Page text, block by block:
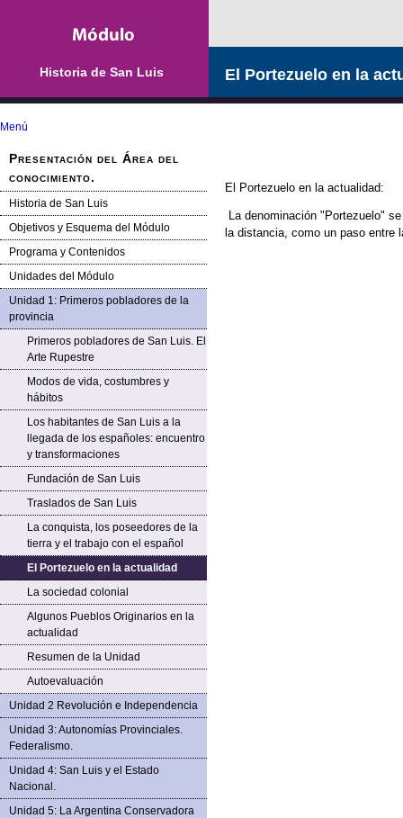
Historia de San Luis
Menú
Presentación del Área del
conocimiento.
Historia de San Luis
Objetivos y Esquema del Módulo
Programa y Contenidos
Unidades del Módulo
Unidad 1: Primeros pobladores de la
provincia
Primeros pobladores de San Luis. El
Arte Rupestre
Modos de vida, costumbres y
hábitos
Los habitantes de San Luis a la
llegada de los españoles: encuentro
y transformaciones
Fundación de San Luis
Traslados de San Luis
La conquista, los poseedores de la
tierra y el trabajo con el español
El Portezuelo en la actualidad
La sociedad colonial
Algunos Pueblos Originarios en la
actualidad
Resumen de la Unidad
Autoevaluación
Unidad 2 Revolución e Independencia
Unidad 3: Autonomías Provinciales.
Federalismo.
Unidad 4: San Luis y el Estado
Nacional.
Unidad 5: La Argentina Conservadora
El Portezuelo en la
El Portezuelo en la actualidad:
La denominación "Portezuelo"
la distancia, como un paso entre